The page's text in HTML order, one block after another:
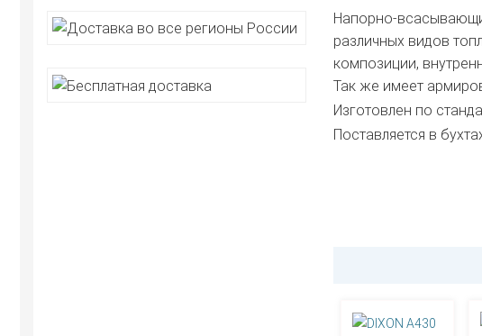
Напорно-
различных видов
композиции,
Так же имеет
Изготовлен по
Поставляется в